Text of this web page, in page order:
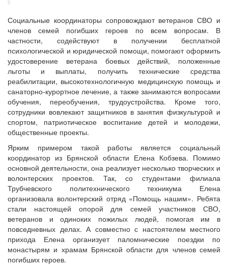
Социальные координаторы сопровождают ветеранов СВО и
членов семей погибших героев по всем вопросам. В
частности, содействуют в получении бесплатной
психологической и юридической помощи, помогают оформить
удостоверение ветерана боевых действий, положенные
льготы и выплаты, получить технические средства
реабилитации, высокотехнологичную медицинскую помощь и
санаторно-курортное лечение, а также занимаются вопросами
обучения, переобучения, трудоустройства. Кроме того,
сотрудники вовлекают защитников в занятия физкультурой и
спортом, патриотическое воспитание детей и молодежи,
общественные проекты.
Ярким примером такой работы является социальный
координатор из Брянской области Елена Кобзева. Помимо
основной деятельности, она реализует несколько творческих и
волонтерских проектов. Так, со студентами филиала
Трубчевского политехнического техникума Елена
организовала волонтерский отряд «Помощь нашим». Ребята
стали настоящей опорой для семей участников СВО,
ветеранов и одиноких пожилых людей, помогая им в
повседневных делах. А совместно с настоятелем местного
прихода Елена организует паломнические поездки по
монастырям и храмам Брянской области для членов семей
погибших героев.